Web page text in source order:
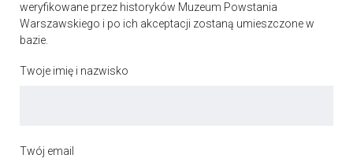
weryfikowane przez historyków Muzeum Powstania
Warszawskiego i po ich akceptacji zostaną umieszczone w
bazie.
Twoje imię i nazwisko
Twój email